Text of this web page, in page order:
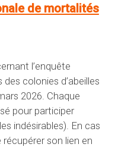
de mortalités
l’enquête
colonies d’abeilles
2026. Chaque
pour participer
indésirables). En cas
son lien en